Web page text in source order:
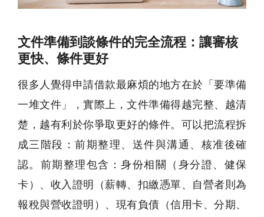
文件準備到談條件的完全流程：讓審核
更快、條件更好
很多人覺得申請借款最麻煩的地方在於「要準備
一堆文件」，實際上，文件準備得越完整、越清
楚，越有利於你爭取更好的條件。可以把流程拆
成三階段：前期整理、送件與溝通、核准後確
認。前期整理包含：身份相關（身分證、健保
卡）、收入證明（薪轉、扣繳憑單、自營者則為
報稅與營收證明）、現有負債（信用卡、分期、